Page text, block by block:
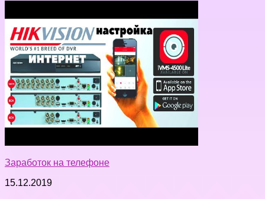
Заработок на телефоне
15.12.2019